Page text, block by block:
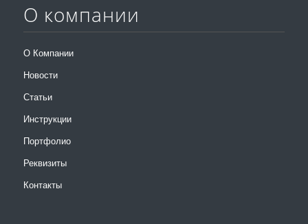
О компании
О Компании
Новости
Статьи
Инструкции
Портфолио
Реквизиты
Контакты